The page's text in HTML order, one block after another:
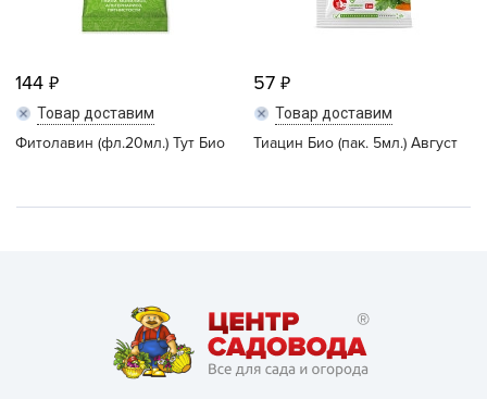
144
Товар доставим
Фитолавин (фл.20мл.) Тут Био
57
Товар доставим
Тиацин Био (пак. 5мл.) Август